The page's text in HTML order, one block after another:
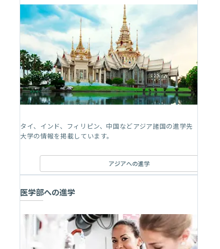
タイ、インド、フィリピン、中国などアジア諸国の進学先
大学の情報を掲載しています。
アジアへの進学
医学部への進学